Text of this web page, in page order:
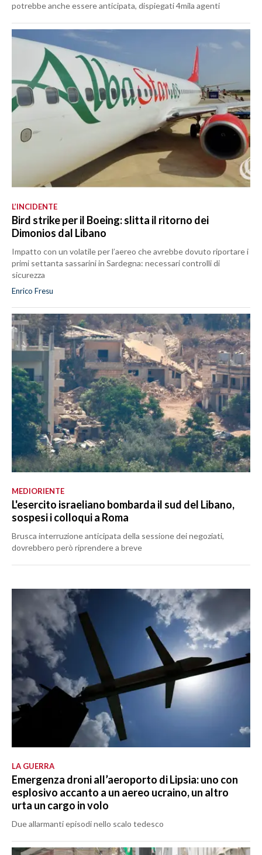
potrebbe anche essere anticipata, dispiegati 4mila agenti
L’INCIDENTE
Bird strike per il Boeing: slitta il ritorno dei
Dimonios dal Libano
Impatto con un volatile per l’aereo che avrebbe dovuto riportare i
primi settanta sassarini in Sardegna: necessari controlli di
sicurezza
Enrico Fresu
MEDIORIENTE
L'esercito israeliano bombarda il sud del Libano,
sospesi i colloqui a Roma
Brusca interruzione anticipata della sessione dei negoziati,
dovrebbero però riprendere a breve
LA GUERRA
Emergenza droni all’aeroporto di Lipsia: uno con
esplosivo accanto a un aereo ucraino, un altro
urta un cargo in volo
Due allarmanti episodi nello scalo tedesco